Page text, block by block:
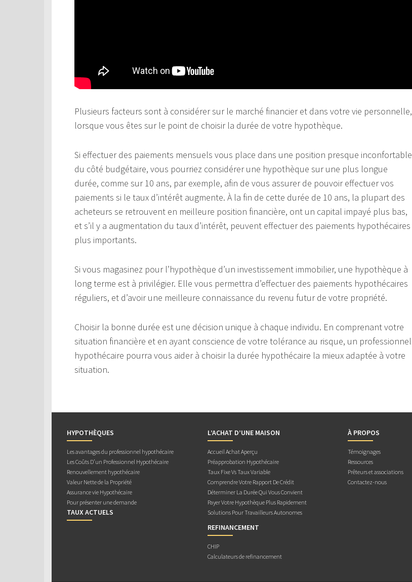
Plusieurs facteurs sont à considérer sur le marché financier et dans votre vie personnelle,
lorsque vous êtes sur le point de choisir la durée de votre hypothèque.
Si effectuer des paiements mensuels vous place dans une position presque inconfortable
du côté budgétaire, vous pourriez considérer une hypothèque sur une plus longue
durée, comme sur 10 ans, par exemple, afin de vous assurer de pouvoir effectuer vos
paiements si le taux d’intérêt augmente. À la fin de cette durée de 10 ans, la plupart des
acheteurs se retrouvent en meilleure position financière, ont un capital impayé plus bas,
et s’il y a augmentation du taux d’intérêt, peuvent effectuer des paiements hypothécaires
plus importants.
Si vous magasinez pour l’hypothèque d’un investissement immobilier, une hypothèque à
long terme est à privilégier. Elle vous permettra d’effectuer des paiements hypothécaires
réguliers, et d’avoir une meilleure connaissance du revenu futur de votre propriété.
Choisir la bonne durée est une décision unique à chaque individu. En comprenant votre
situation financière et en ayant conscience de votre tolérance au risque, un professionnel
hypothécaire pourra vous aider à choisir la durée hypothécaire la mieux adaptée à votre
situation.
HYPOTHÈQUES
Les avantages du professionnel hypothécaire
Les Coûts D’un Professionnel Hypothécaire
Renouvellement hypothécaire
Valeur Nette de la Propriété
Assurance vie Hypothécaire
Pour présenter une demande
TAUX ACTUELS
L’ACHAT D’UNE MAISON
Accueil Achat Aperçu
Préapprobation Hypothécaire
Taux Fixe Vs Taux Variable
Comprendre Votre Rapport De Crédit
Déterminer La Durée Qui Vous Convient
Payer Votre Hypothèque Plus Rapidement
Solutions Pour Travailleurs Autonomes
REFINANCEMENT
CHIP
Calculateurs de refinancement
À PROPOS
Témoignages
Ressources
Prêteurs et associations
Contactez-nous